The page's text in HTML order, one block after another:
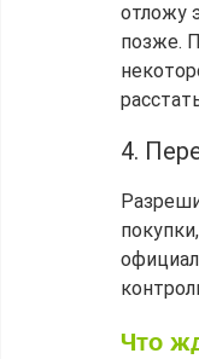
отложу
позже.
4.
Что